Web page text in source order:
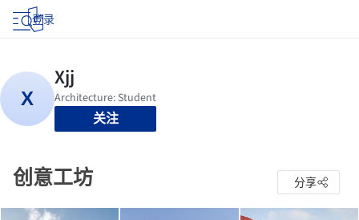
登录
关注
创意工坊 分享